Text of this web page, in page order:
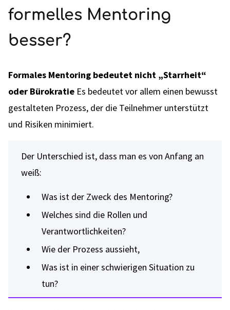
formelles Mentoring
besser?
Formales Mentoring bedeutet nicht „Starrheit“
oder Bürokratie Es bedeutet vor allem einen bewusst
gestalteten Prozess, der die Teilnehmer unterstützt
und Risiken minimiert.
Der Unterschied ist, dass man es von Anfang an
weiß:
Was ist der Zweck des Mentoring?
Welches sind die Rollen und
Verantwortlichkeiten?
Wie der Prozess aussieht,
Was ist in einer schwierigen Situation zu
tun?